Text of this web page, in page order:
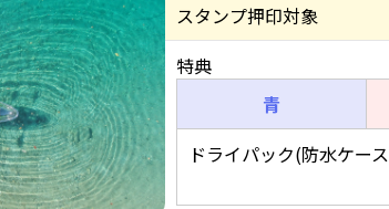
スタンプ押印対象
特典
青
ドライパック(防水ケー